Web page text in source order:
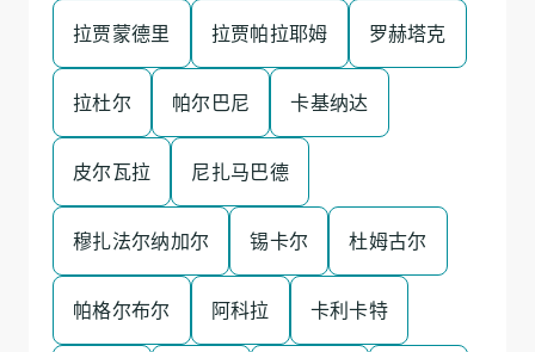
拉贾蒙德里 拉贾帕拉耶姆 罗赫塔克
拉杜尔 帕尔巴尼 卡基纳达
皮尔瓦拉 尼扎马巴德
穆扎法尔纳加尔 锡卡尔 杜姆古尔
帕格尔布尔 阿科拉 卡利卡特